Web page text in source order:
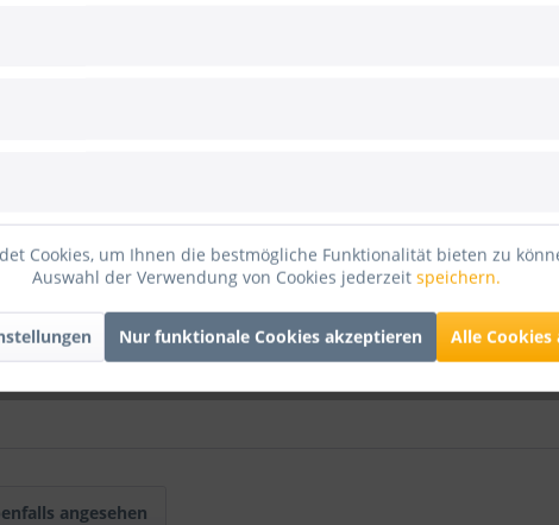
unter dem Begriff Lassoband eingesetzt und zum Aufhängen
ProStage ST479 50m x 50mm"
angesehen
Cookies, um Ihnen die bestmögliche Funktionalität bieten zu
Auswahl der Verwendung von Cookies jederzeit speichern.
Nur funktionale Cookies akzeptieren Alle